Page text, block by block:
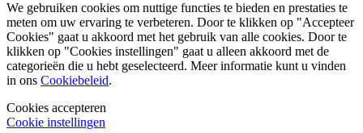
We gebruiken cookies om nuttige functies te bieden en prestaties te
meten om uw ervaring te verbeteren. Door te klikken op "Accepteer
Cookies" gaat u akkoord met het gebruik van alle cookies. Door te
klikken op "Cookies instellingen" gaat u alleen akkoord met de
categorieën die u hebt geselecteerd. Meer informatie kunt u vinden
in ons Cookiebeleid.
Cookies accepteren
Cookie instellingen